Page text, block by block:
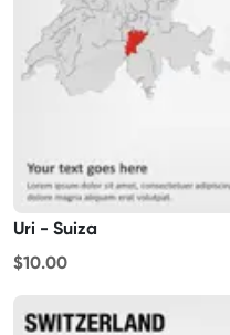
Uri - Suiza
$10.00